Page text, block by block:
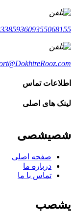
09355068155
اطلاعات تماس
لینک های اصلی
شصیشصی
صفحه اصلی
درباره ما
تماس با ما
یشصب